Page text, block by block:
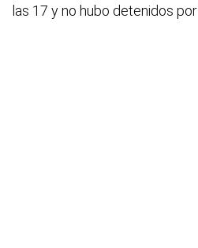
las 17 y no hubo detenidos